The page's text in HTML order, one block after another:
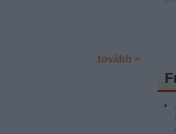
:
tovább »